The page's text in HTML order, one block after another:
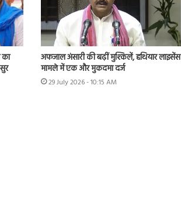
अफजाल अंसारी की बढ़ीं मुश्किलें, हथियार लाइसेंस
मामले में एक और मुकदमा दर्ज
29 July 2026 - 10:15 AM